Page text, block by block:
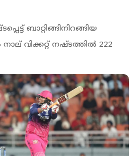
ബാറ്റിങ്ങിനിറങ്ങിയ
വിക്കറ്റ് നഷ്ടത്തിൽ 222